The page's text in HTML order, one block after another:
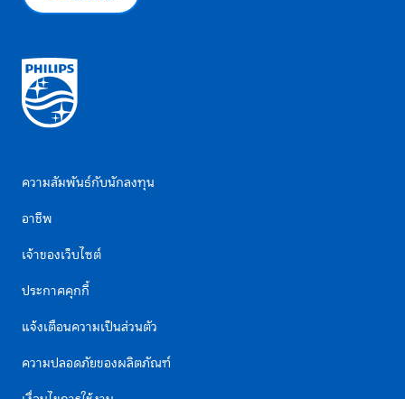
ความสัมพันธ์กับนักลงทุน
อาชีพ
เจ้าของเว็บไซต์
ประกาศคุกกี้
แจ้งเตือนความเป็นส่วนตัว
ความปลอดภัยของผลิตภัณฑ์